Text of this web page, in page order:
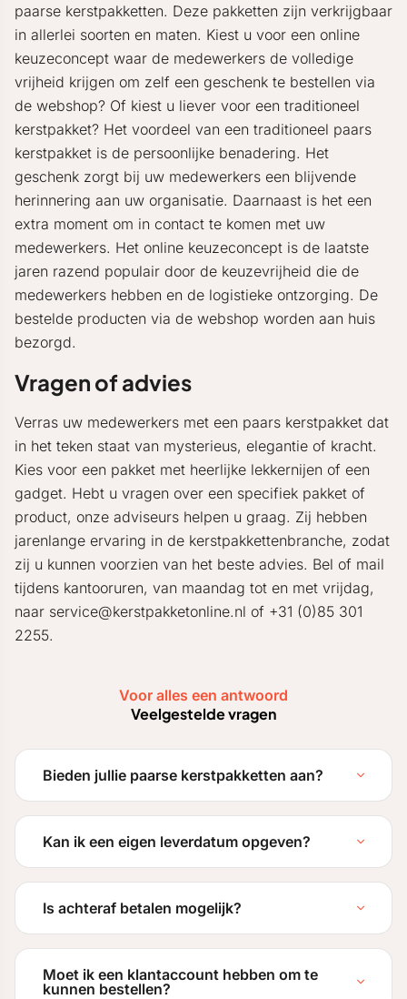
paarse kerstpakketten. Deze pakketten zijn verkrijgbaar
in allerlei soorten en maten. Kiest u voor een online
keuzeconcept waar de medewerkers de volledige
vrijheid krijgen om zelf een geschenk te bestellen via
de webshop? Of kiest u liever voor een traditioneel
kerstpakket? Het voordeel van een traditioneel paars
kerstpakket is de persoonlijke benadering. Het
geschenk zorgt bij uw medewerkers een blijvende
herinnering aan uw organisatie. Daarnaast is het een
extra moment om in contact te komen met uw
medewerkers. Het online keuzeconcept is de laatste
jaren razend populair door de keuzevrijheid die de
medewerkers hebben en de logistieke ontzorging. De
bestelde producten via de webshop worden aan huis
bezorgd.
Vragen of advies
Verras uw medewerkers met een paars kerstpakket dat
in het teken staat van mysterieus, elegantie of kracht.
Kies voor een pakket met heerlijke lekkernijen of een
gadget. Hebt u vragen over een specifiek pakket of
product, onze adviseurs helpen u graag. Zij hebben
jarenlange ervaring in de kerstpakkettenbranche, zodat
zij u kunnen voorzien van het beste advies. Bel of mail
tijdens kantooruren, van maandag tot en met vrijdag,
naar service@kerstpakketonline.nl of +31 (0)85 301
2255.
Voor alles een antwoord
Veelgestelde vragen
Bieden jullie paarse kerstpakketten aan?
Kan ik een eigen leverdatum opgeven?
Is achteraf betalen mogelijk?
Moet ik een klantaccount hebben om te
kunnen bestellen?